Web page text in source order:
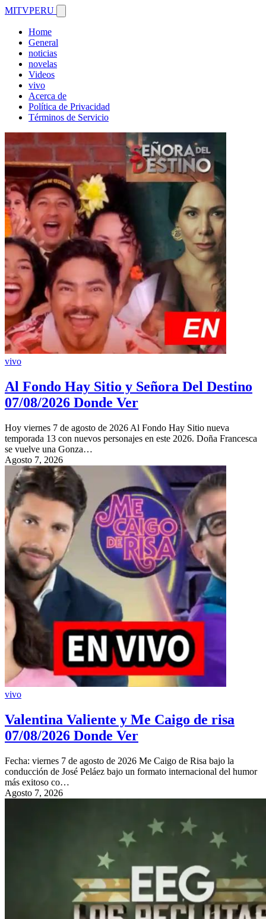
MITVPERU
Home
General
noticias
novelas
Videos
vivo
Acerca de
Política de Privacidad
Términos de Servicio
vivo
Al Fondo Hay Sitio y Señora Del Destino
07/08/2026 Donde Ver
Hoy viernes 7 de agosto de 2026 Al Fondo Hay Sitio nueva
temporada 13 con nuevos personajes en este 2026. Doña Francesca
se vuelve una Gonza…
Agosto 7, 2026
vivo
Valentina Valiente y Me Caigo de risa
07/08/2026 Donde Ver
Fecha: viernes 7 de agosto de 2026 Me Caigo de Risa bajo la
conducción de José Peláez bajo un formato internacional del humor
más exitoso co…
Agosto 7, 2026